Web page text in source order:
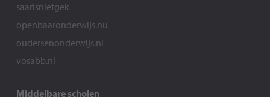
saarisnietgek
openbaaronderwijs.nu
oudersenonderwijs.nl
vosabb.nl
Middelbare scholen